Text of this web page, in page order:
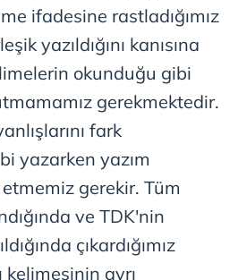
ifadesine rastladığımız
yazıldığını kanısına
okunduğu gibi
gerekmektedir.
fark
yazarken yazım
gerekir. Tüm
ve TDK'nin
çıkardığımız
kelimesinin ayrı